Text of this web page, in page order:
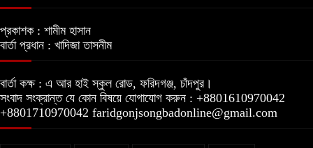
প্রকাশক : শামীম হাসান
বার্তা প্রধান : খাদিজা তাসনীম
বার্তা কক্ষ : এ আর হাই স্কুল রোড, ফরিদগঞ্জ, চাঁদপুর।
সংবাদ সংক্রান্ত যে কোন বিষয়ে যোগাযোগ করুন : +8801610970042
+8801710970042 faridgonjsongbadonline@gmail.com